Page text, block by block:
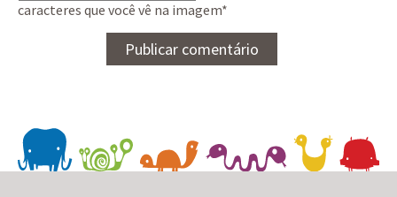
caracteres que você vê na imagem*